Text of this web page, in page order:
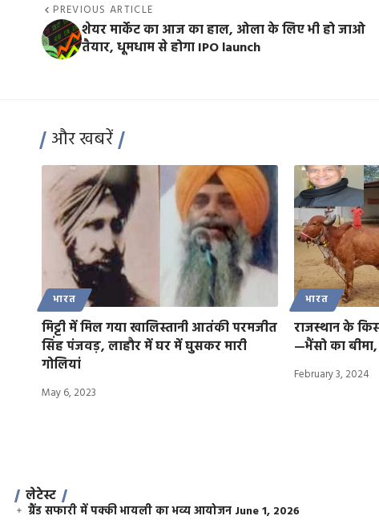
PREVIOUS ARTICLE
शेयर मार्केट का आज का हाल, ओला के लिए भी हो जाओ
तैयार, धूमधाम से होगा IPO launch
और खबरें
भारत
मिट्टी में मिल गया खालिस्तानी आतंकी परमजीत
सिंह पंजवड़, लाहौर में घर में घुसकर मारी
गोलियां
May 6, 2023
भारत
राजस्थान के
—भैंसो का बीमा,
February 3, 2024
लेटेस्ट
ग्रैंड सफारी में पक्की भायली का भव्य आयोजन June 1, 2026